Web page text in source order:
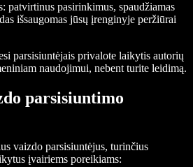
: patvirtinus pasirinkimus, spaudžiamas
išsaugomas jūsų įrenginyje peržiūrai
parsisiuntėjais privalote laikytis autorių
naudojimui, nebent turite leidimą.
parsisiuntimo
vaizdo parsisiuntėjus, turinčius
įvairiems poreikiams: